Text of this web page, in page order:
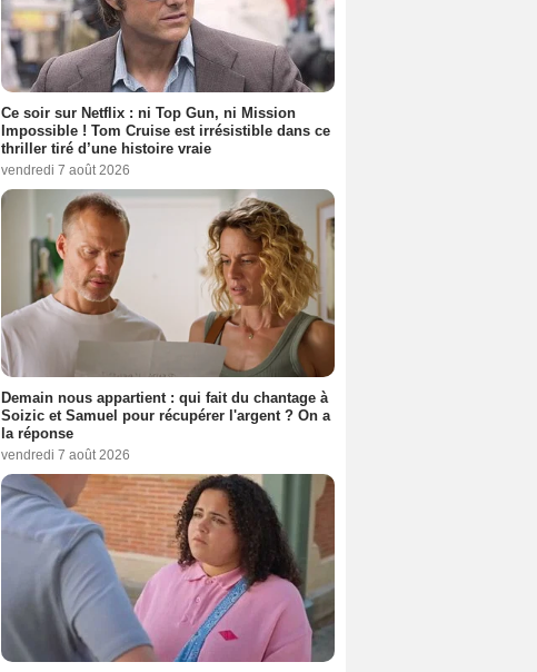
Ce soir sur Netflix : ni Top Gun, ni Mission
Impossible ! Tom Cruise est irrésistible dans ce
thriller tiré d’une histoire vraie
vendredi 7 août 2026
Demain nous appartient : qui fait du chantage à
Soizic et Samuel pour récupérer l'argent ? On a
la réponse
vendredi 7 août 2026